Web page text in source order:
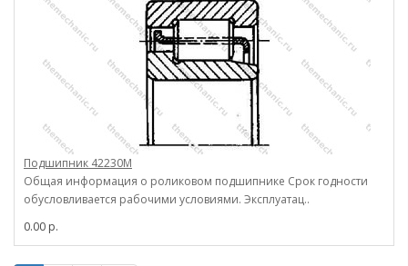
Подшипник 42230М
Общая информация о роликовом подшипнике Срок годности
обусловливается рабочими условиями. Эксплуатац..
0.00 р.